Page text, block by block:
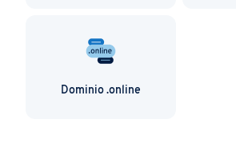
Dominio .online